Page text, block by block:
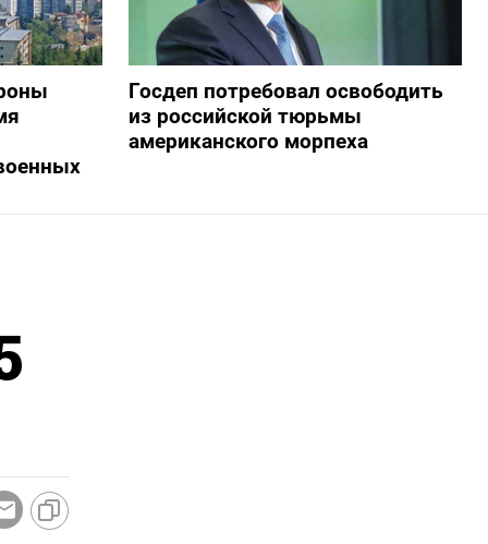
Госдеп потребовал освободить
из российской тюрьмы
американского морпеха